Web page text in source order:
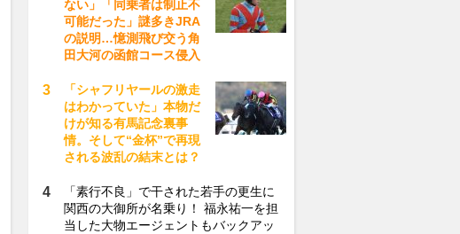
ない」「同乗者は制止不
可能だった」謎多きJRA
の説明…憶測飛び交う角
田大河の函館コース侵入
「シャフリヤールの激走
はわかっていた」本物だ
けが知る有馬記念裏事
情。そして“金杯”で再現
される波乱の結末とは？
「素行不良」で干された若手の更生に
関西の大御所が名乗り！ 福永祐一を担
当した大物エージェントもバックアッ